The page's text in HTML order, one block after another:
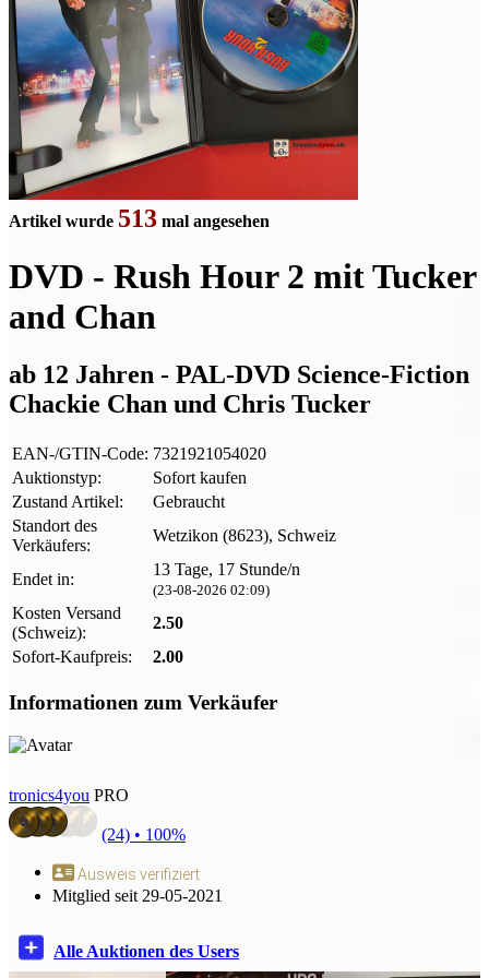
Artikel wurde 513 mal angesehen
DVD - Rush Hour 2 mit Tucker
and Chan
ab 12 Jahren - PAL-DVD Science-Fiction
Chackie Chan und Chris Tucker
EAN-/GTIN-Code: 7321921054020
Auktionstyp:
Sofort kaufen
Zustand Artikel:
Gebraucht
Standort des
Verkäufers:
Wetzikon (8623), Schweiz
Endet in:
13 Tage, 17 Stunde/n
(23-08-2026 02:09)
Kosten Versand
(Schweiz):
2.50
Sofort-Kaufpreis:
2.00
Informationen zum Verkäufer
tronics4you PRO
(24) • 100%
Ausweis verifiziert
Mitglied seit 29-05-2021
Alle Auktionen des Users